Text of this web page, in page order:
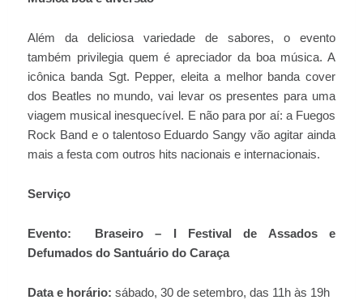
Além da deliciosa variedade de sabores, o evento
também privilegia quem é apreciador da boa música. A
icônica banda Sgt. Pepper, eleita a melhor banda cover
dos Beatles no mundo, vai levar os presentes para uma
viagem musical inesquecível. E não para por aí: a Fuegos
Rock Band e o talentoso Eduardo Sangy vão agitar ainda
mais a festa com outros hits nacionais e internacionais.
Serviço
Evento: Braseiro– I Festival de Assados e
Defumados do Santuário do Caraça
Data e horário: sábado, 30 de setembro, das 11h às 19h